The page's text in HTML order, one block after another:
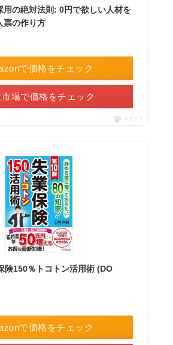
用の絶対法則: 0円で欲しい人材を
票の作り方
で価格をチェック
場で価格をチェック
ポチップ
150％トコトン活用術 (DO
で価格をチェック